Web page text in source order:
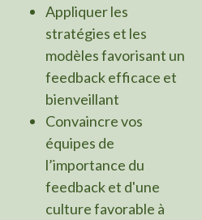
Appliquer les
stratégies et les
modèles favorisant un
feedback efficace et
bienveillant
Convaincre vos
équipes de
l’importance du
feedback et d'une
culture favorable à